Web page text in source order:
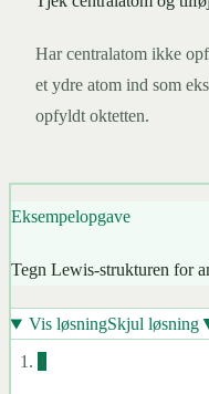
Har centralatom ikke
et ydre atom ind som
opfyldt oktetten.
Eksempelopgave
Tegn Lewis-strukturen for
Vis løsningSkjul løsning
1